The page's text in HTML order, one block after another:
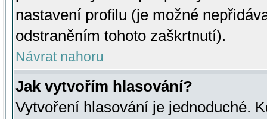
nastavení profilu (je možné
odstraněním tohoto zaškrtnutí).
Návrat nahoru
Jak vytvořím hlasování?
Vytvoření hlasování je jednoduché.